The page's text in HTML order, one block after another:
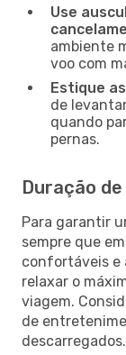
Use
ambiente
voo com
Estique
de
quando
pernas.
Duração
Para garantir
sempre que
confortáveis e
relaxar o
viagem.
de
descarregados.